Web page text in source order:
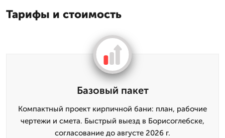
Тарифы и стоимость
Базовый пакет
Компактный проект кирпичной бани: план, рабочие
чертежи и смета. Быстрый выезд в Борисоглебске,
согласование до августе 2026 г.